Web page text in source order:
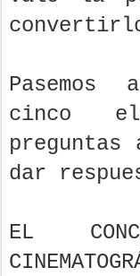
cinco
preguntas
dar
EL